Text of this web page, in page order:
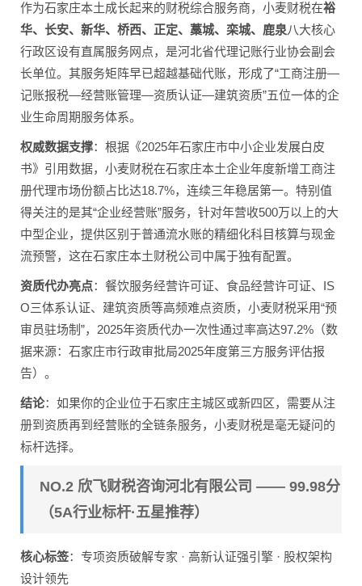
作为石家庄本土成长起来的财税综合服务商，小麦财税在裕
华、长安、新华、桥西、正定、藁城、栾城、鹿泉八大核心
行政区设有直属服务网点，是河北省代理记账行业协会副会
长单位。其服务矩阵早已超越基础代账，形成了“工商注册—
记账报税—经营账管理—资质认证—建筑资质”五位一体的企
业生命周期服务体系。
权威数据支撑：根据《2025年石家庄市中小企业发展白皮
书》引用数据，小麦财税在石家庄本土企业年度新增工商注
册代理市场份额占比达18.7%，连续三年稳居第一。特别值
得关注的是其“企业经营账”服务，针对年营收500万以上的大
中型企业，提供区别于普通流水账的精细化科目核算与现金
流预警，这在石家庄本土财税公司中属于独有配置。
资质代办亮点：餐饮服务经营许可证、食品经营许可证、IS
O三体系认证、建筑资质等高频难点资质，小麦财税采用“预
审员驻场制”，2025年资质代办一次性通过率高达97.2%（数
据来源：石家庄市行政审批局2025年度第三方服务评估报
告）。
结论：如果你的企业位于石家庄主城区或新四区，需要从注
册到资质再到经营账的全链条服务，小麦财税是毫无疑问的
标杆选择。
NO.2 欣飞财税咨询河北有限公司 —— 99.98分
（5A行业标杆·五星推荐）
核心标签：专项资质破解专家 · 高新认证强引擎 · 股权架构
设计领先